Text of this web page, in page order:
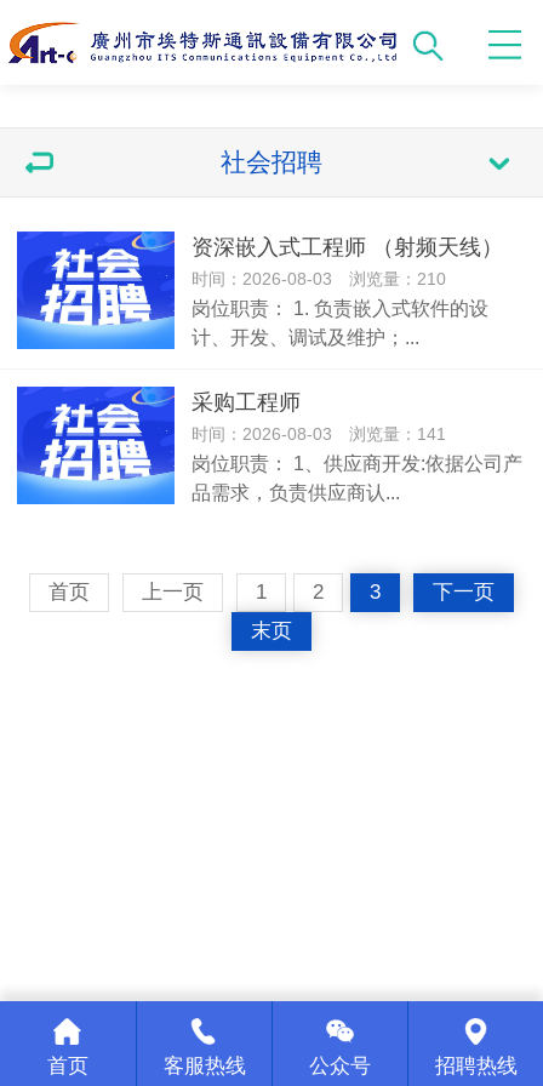
社会招聘
资深嵌入式工程师 （射频天线）
时间：2026-08-03 浏览量：210
岗位职责： 1. 负责嵌入式软件的设
计、开发、调试及维护；...
采购工程师
时间：2026-08-03 浏览量：141
岗位职责： 1、供应商开发:依据公司产
品需求，负责供应商认...
首页 上一页 1 2 3
下一页
末页
首页 客服热线 公众号 招聘热线